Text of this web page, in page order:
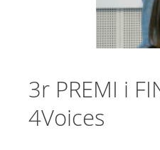
3r PREMI i
4Voices